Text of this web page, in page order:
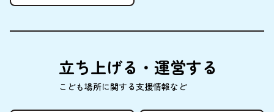
立ち上げる・ 運営する
こども場所に関する支援情報など